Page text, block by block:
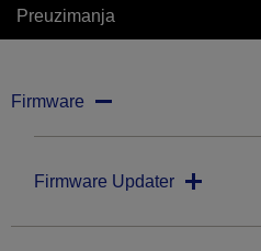
Preuzimanja
Firmware
Firmware Updater